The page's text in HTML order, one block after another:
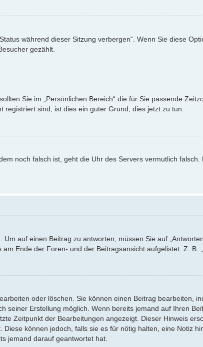
während dieser Sitzung verbergen“. Wenn Sie diese
gezählt.
Sie im „Persönlichen Bereich“ die für Sie passende
sind, ist dies ein guter Grund, dies jetzt zu tun.
noch falsch ist, geht die Uhr des Servers vermutlich
auf einen Beitrag zu antworten, müssen Sie auf
Ende der Foren- und der Beitragsansicht aufgelistet. Z. B.
oder löschen. Sie können einen Beitrag bearbeiten,
Erstellung möglich. Wenn bereits jemand auf Ihren
Zeitpunkt der Bearbeitungen angezeigt. Dieser Hinweis
können jedoch, falls sie es für nötig halten, eine Notiz
jemand darauf geantwortet hat.